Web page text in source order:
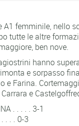
A1 femminile, nello
tutte le altre
ben nove.
hanno
e sorpasso
e Farina.
e
. . . . . 3-1
. . . 0-3